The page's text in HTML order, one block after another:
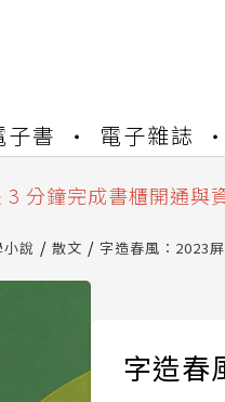
子書 電子雜誌
數位閱讀資產合併與書
3 分鐘完成書櫃開通與
位閱讀資產合併與書
小說 散文 字造春風：2023
字造春